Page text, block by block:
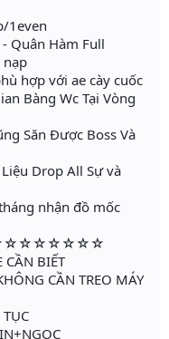
1even
Quân Hàm Full
nạp
hợp với ae cày cuốc
Bàng Wc Tại Vòng
Săn Được Boss Và
Drop All Sự và
nhận đồ mốc
BIẾT
CẦN TREO MÁY